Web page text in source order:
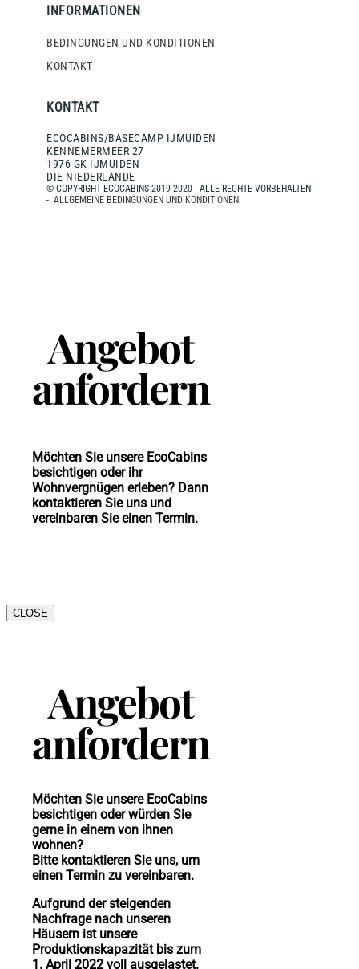
INFORMATIONEN
BEDINGUNGEN UND KONDITIONEN
KONTAKT
KONTAKT
ECOCABINS/BASECAMP IJMUIDEN
KENNEMERMEER 27
1976 GK IJMUIDEN
DIE NIEDERLANDE
© COPYRIGHT ECOCABINS 2019-2020 - ALLE RECHTE VORBEHALTEN
-. ALLGEMEINE BEDINGUNGEN UND KONDITIONEN
Angebot
anfordern
Möchten Sie unsere EcoCabins
besichtigen oder ihr
Wohnvergnügen erleben? Dann
kontaktieren Sie uns und
vereinbaren Sie einen Termin.
CLOSE
Angebot
anfordern
Möchten Sie unsere EcoCabins
besichtigen oder würden Sie
gerne in einem von ihnen
wohnen?
Bitte kontaktieren Sie uns, um
einen Termin zu vereinbaren.
Aufgrund der steigenden
Nachfrage nach unseren
Häusern ist unsere
Produktionskapazität bis zum
1. April 2022 voll ausgelastet.